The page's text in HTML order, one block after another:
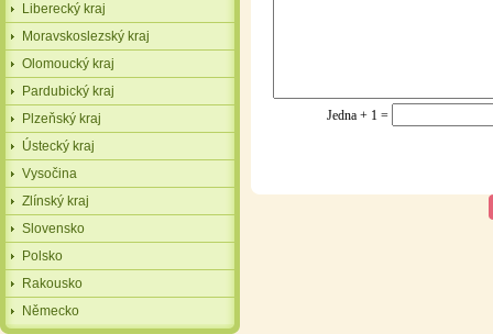
Liberecký kraj
Moravskoslezský kraj
Olomoucký kraj
Pardubický kraj
Plzeňský kraj
Ústecký kraj
Vysočina
Zlínský kraj
Slovensko
Polsko
Rakousko
Německo
Jedna + 1 =